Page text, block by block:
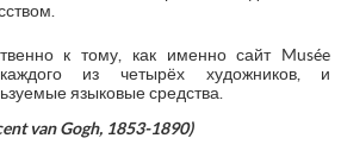
к тому, как именно сайт Musée
из четырёх художников, и
языковые средства.
van Gogh, 1853-1890)